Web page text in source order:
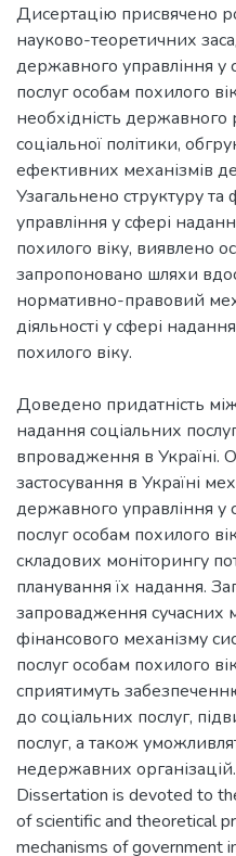
Дисертацію присвячено
науково-теоретичних
державного управління у
послуг особам похилого
необхідність
соціальної політики,
ефективних механізмів
Узагальнено структуру
управління у сфері
похилого віку, виявлено
запропоновано шляхи
нормативно-правовий
діяльності у сфері
похилого віку.
Доведено придатність
надання соціальних
впровадження в Україні.
застосування в Україні
державного управління у
послуг особам похилого
складових моніторингу
планування їх надання.
запровадження
фінансового механізму
послуг особам похилого
сприятимуть
до соціальних послуг,
послуг, а також
недержавних організацій.
Dissertation is devoted to
of scientific and theoretical
mechanisms of government